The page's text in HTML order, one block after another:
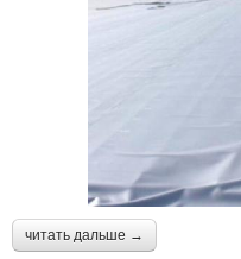
читать дальше →